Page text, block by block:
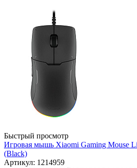
Быстрый просмотр
Игровая мышь Xiaomi Gaming Mouse
(Black)
Артикул: 1214959